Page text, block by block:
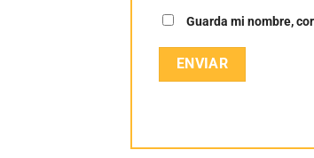
Guarda mi nombre,